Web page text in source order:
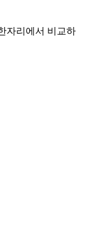
자리에서 비교하